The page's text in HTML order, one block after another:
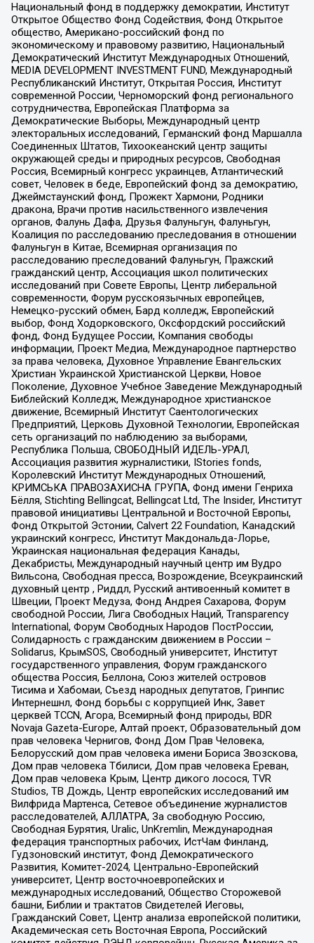
Национальный фонд в поддержку демократии, Институт
Открытое Общество Фонд Содействия, Фонд Открытое
общество, Американо-российский фонд по
экономическому и правовому развитию, Национальный
Демократический Институт Международных Отношений,
MEDIA DEVELOPMENT INVESTMENT FUND, Международный
Республиканский Институт, Открытая Россия, Институт
современной России, Черноморский фонд регионального
сотрудничества, Европейская Платформа за
Демократические Выборы, Международный центр
электоральных исследований, Германский фонд Маршалла
Соединенных Штатов, Тихоокеанский центр защиты
окружающей среды и природных ресурсов, Свободная
Россия, Всемирный конгресс украинцев, Атлантический
совет, Человек в беде, Европейский фонд за демократию,
Джеймстаунский фонд, Прожект Хармони, Родники
дракона, Врачи против насильственного извлечения
органов, Фалунь Дафа, Друзья Фалуньгун, Фалуньгун,
Коалиция по расследованию преследования в отношении
Фалуньгун в Китае, Всемирная организация по
расследованию преследований Фалуньгун, Пражский
гражданский центр, Ассоциация школ политических
исследований при Совете Европы, Центр либеральной
современности, Форум русскоязычных европейцев,
Немецко-русский обмен, Бард колледж, Европейский
выбор, Фонд Ходорковского, Оксфордский российский
фонд, Фонд Будущее России, Компания свободы
информации, Проект Медиа, Международное партнерство
за права человека, Духовное Управление Евангельских
Христиан Украинской Христианской Церкви, Новое
Поколение, Духовное Учебное Заведение Международный
Библейский Колледж, Международное христианское
движение, Всемирный Институт Саентологических
Предприятий, Церковь Духовной Технологии, Европейская
сеть организаций по наблюдению за выборами,
Республика Польша, СВОБОДНЫЙ ИДЕЛЬ-УРАЛ,
Ассоциация развития журналистики, IStories fonds,
Королевский Институт Международных Отношений,
КРИМСЬКА ПРАВОЗАХИСНА ГРУПА, Фонд имени Генриха
Бёлля, Stichting Bellingcat, Bellingcat Ltd, The Insider, Институт
правовой инициативы Центральной и Восточной Европы,
Фонд Открытой Эстонии, Calvert 22 Foundation, Канадский
украинский конгресс, Институт Макдональда-Лорье,
Украинская национальная федерация Канады,
Декабристы, Международный научный центр им Вудро
Вильсона, Свободная пресса, Возрождение, Всеукраинский
духовный центр , Риддл, Русский антивоенный комитет в
Швеции, Проект Медуза, Фонд Андрея Сахарова, Форум
свободной России, Лига Свободных Наций, Transparеncy
International, Форум Свободных Народов ПостРоссии,
Солидарность с гражданским движением в России –
Solidarus, КрымSOS, Свободный университет, Институт
государственного управления, Форум гражданского
общества Россия, Беллона, Союз жителей островов
Тисима и Хабомаи, Съезд народных депутатов, Гринпис
Интернешнл, Фонд борьбы с коррупцией Инк, Завет
церквей TCCN, Агора, Всемирный фонд природы, BDR
Novaja Gazeta-Europe, Алтай проект, Образовательный дом
прав человека Чернигов, Фонд Дом Прав Человека,
Белорусский дом прав человека имени Бориса Звозскова,
Дом прав человека Тбилиси, Дом прав человека Ереван,
Дом прав человека Крым, Центр дикого лосося, TVR
Studios, ТВ Дождь, Центр европейских исследований им
Вилфрида Мартенса, Сетевое объединение журналистов
расследователей, АЛЛАТРА, За свободную Россию,
Свободная Бурятия, Uralic, UnKremlin, Международная
федерация транспортных рабочих, ИстЧам Финланд,
Гудзоновский институт, Фонд Демократического
Развития, Комитет-2024, Центрально-Европейский
университет, Центр восточноевропейских и
международных исследований, Общество Сторожевой
башни, Библии и трактатов Свидетелей Иеговы,
Гражданский Совет, Центр анализа европейской политики,
Академическая сеть Восточная Европа, Российский